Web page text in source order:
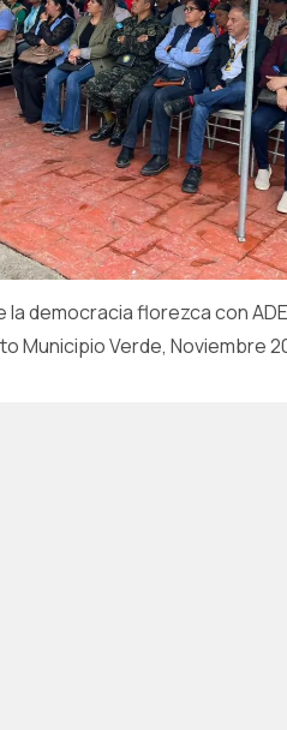
democracia florezca con
Municipio Verde, Noviembre